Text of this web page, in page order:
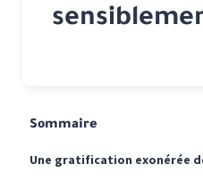
Sommaire
Une gratification exonérée